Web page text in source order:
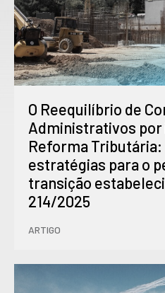
O Reequilíbrio de
Administrativos por
Reforma
estratégias para o
transição
214/2025
ARTIGO